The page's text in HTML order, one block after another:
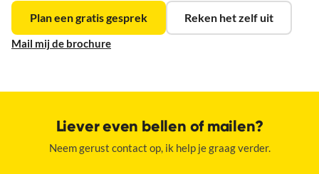
Plan een gratis gesprek Reken het zelf uit
Mail mij de brochure
Liever even bellen of mailen?
Neem gerust contact op, ik help je graag verder.